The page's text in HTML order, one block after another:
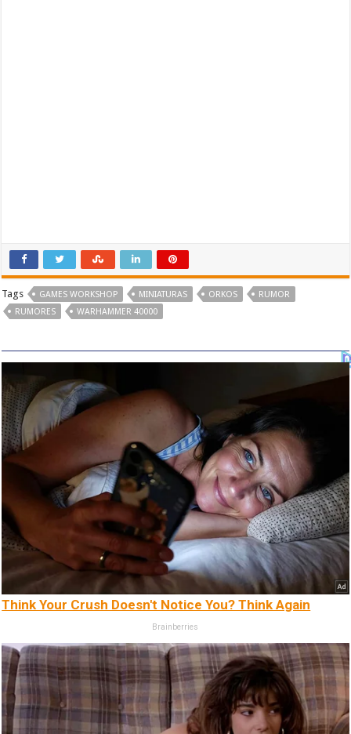
Tags GAMES WORKSHOP MINIATURAS ORKOS
RUMOR
RUMORES
WARHAMMER 40000
Think Your Crush Doesn't Notice You? Think Again
Brainberries